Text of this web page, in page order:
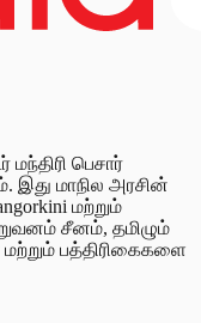
மந்திரி பெசார்
இது மாநில அரசின்
மற்றும்
சீனம், தமிழும்
பத்திரிகைகளை